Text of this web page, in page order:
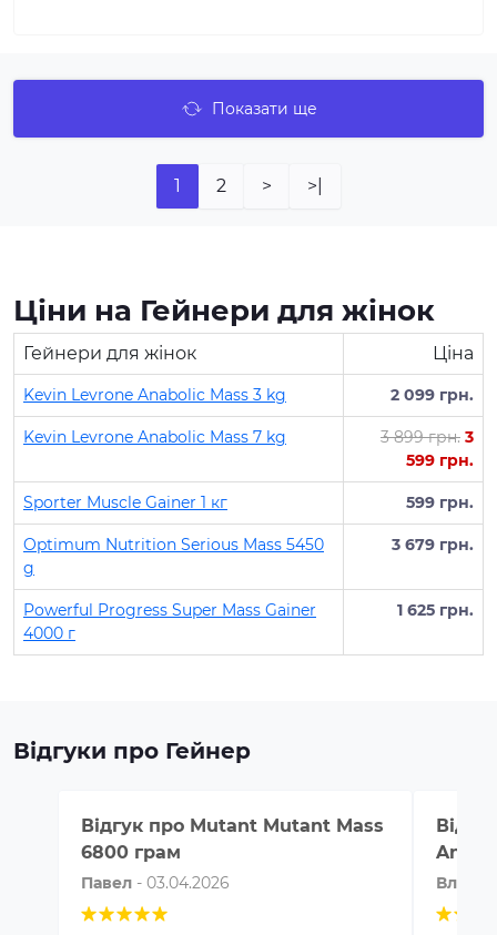
Показати ще
1 2 > >|
Ціни на Гейнери для жінок
Гейнери для жінок Ціна
Kevin Levrone Anabolic Mass 3 kg 2 099 грн.
Kevin Levrone Anabolic Mass 7 kg 3 899 грн. 3
599 грн.
Sporter Muscle Gainer 1 кг 599 грн.
Optimum Nutrition Serious Mass 5450
g
3 679 грн.
Powerful Progress Super Mass Gainer
4000 г
1 625 грн.
Відгуки про Гейнер
Відгук про Mutant Mutant Mass
6800 грам
Павел - 03.04.2026 Влад